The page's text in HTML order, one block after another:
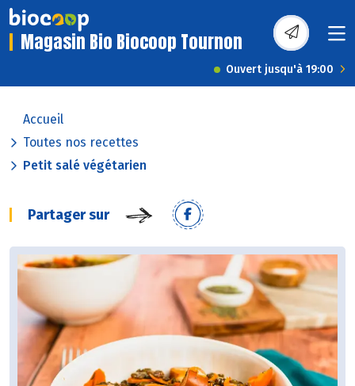
Magasin Bio Biocoop Tournon
Ouvert jusqu'à 19:00
Accueil
Toutes nos recettes
Petit salé végétarien
Partager sur